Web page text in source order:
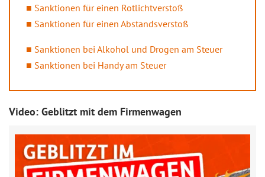
Sanktionen für einen Rotlichtverstoß
Sanktionen für einen Abstandsverstoß
Sanktionen bei Alkohol und Drogen am Steuer
Sanktionen bei Handy am Steuer
Video: Geblitzt mit dem Firmenwagen